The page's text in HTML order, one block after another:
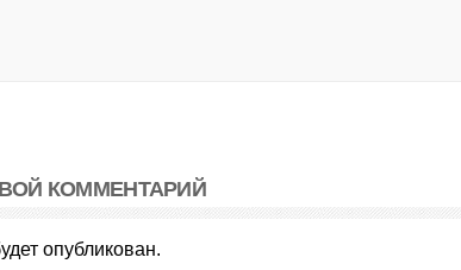
КОММЕНТАРИЙ
опубликован.